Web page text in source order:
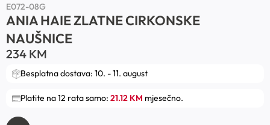
E072-08G
ANIA HAIE ZLATNE CIRKONSKE
NAUŠNICE
234 KM
Besplatna dostava: 10. - 11. august
Platite na 12 rata samo: 21.12 KM mjesečno.